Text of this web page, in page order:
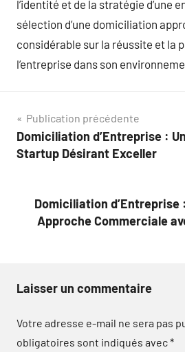
l’identité et de la stratégie d’une
sélection d’une domiciliation
considérable sur la réussite et la
l’entreprise dans son
Navigation
de
Publication précédente
Domiciliation d’Entreprise :
Startup Désirant Exceller
Domiciliation
Approche Commerciale
Laisser un commentaire
Votre adresse e-mail ne sera pas
obligatoires sont indiqués avec*